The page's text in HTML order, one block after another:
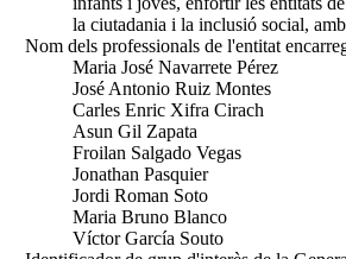
la ciutadania i la inclusió social,
Nom dels professionals de l'entitat
Maria José Navarrete Pérez
José Antonio Ruiz Montes
Carles Enric Xifra Cirach
Asun Gil Zapata
Froilan Salgado Vegas
Jonathan Pasquier
Jordi Roman Soto
Maria Bruno Blanco
Víctor García Souto